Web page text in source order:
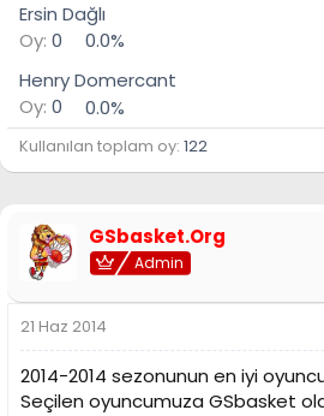
Ersin Dağlı
Oy: 0
0.0%
Henry Domercant
Oy: 0 0.0%
Kullanılan toplam oy 122
GSbasket.Org
Admin
21 Haz 2014
2014-2014 sezonunun en iyi
Seçilen oyuncumuza GSbasket